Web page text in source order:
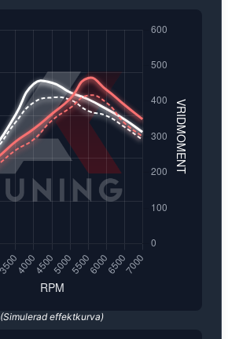
(Simulerad effektkurva)